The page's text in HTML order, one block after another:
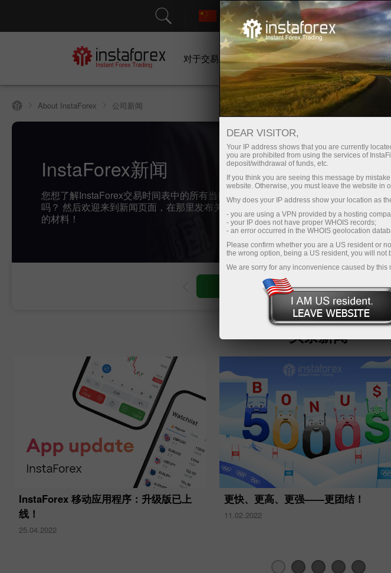
支持 即时开户
对于交易者 初学者 投资者
About InstaForex 公司新闻
InstaForex新闻
您想了解InstaForex交易时间表中的所有当前事件，竞赛和变化
吗？ 然后欢迎来到新闻页面，在那里发布关于最重要，有用和有趣
的材料！
头条新闻
InstaForex 移动应用程序：升级版已上
线！
25.04.2022
更快、更高、更强——更团结！
11.02.2022
DEAR VISITOR,
Your IP address shows that you are currently
you are prohibited from using the services of
deposit/withdrawal of funds, etc.
If you think you are seeing this message by
website. Otherwise, you must leave the website in
Why does your IP address show your location as
- you are using a VPN provided by a hosting
- your IP does not have proper WHOIS records;
- an error occurred in the WHOIS geolocation
Please confirm whether you are a US resident or
the wrong option, being a US resident, you will
We are sorry for any inconvenience caused by this